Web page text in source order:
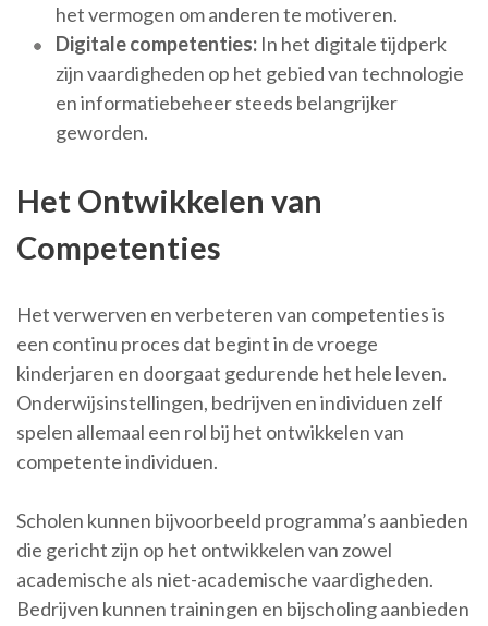
het vermogen om anderen te motiveren.
Digitale competenties: In het digitale tijdperk
zijn vaardigheden op het gebied van technologie
en informatiebeheer steeds belangrijker
geworden.
Het Ontwikkelen van
Competenties
Het verwerven en verbeteren van competenties is
een continu proces dat begint in de vroege
kinderjaren en doorgaat gedurende het hele leven.
Onderwijsinstellingen, bedrijven en individuen zelf
spelen allemaal een rol bij het ontwikkelen van
competente individuen.
Scholen kunnen bijvoorbeeld programma’s aanbieden
die gericht zijn op het ontwikkelen van zowel
academische als niet-academische vaardigheden.
Bedrijven kunnen trainingen en bijscholing aanbieden